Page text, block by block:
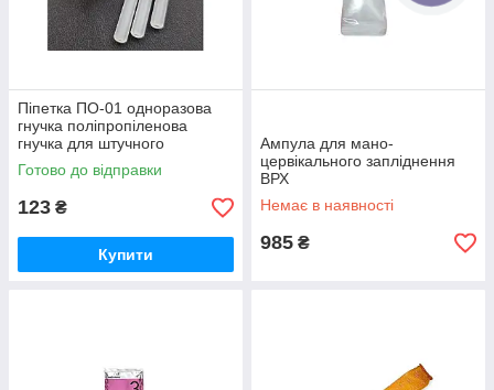
Піпетка ПО-01 одноразова
гнучка поліпропіленова
гнучка для штучного
запліднення 450 мм №10
Україна
Готово до відправки
123 ₴
Купити
Ампула для мано-
цервікального запліднення
ВРХ
Немає в наявності
985 ₴